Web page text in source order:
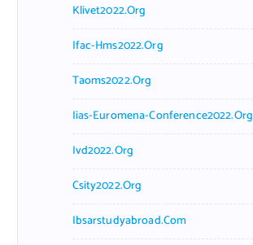
Klivet2022.org
Ifac-Hms2022.org
Taoms2022.org
Iias-Euromena-Conference2022.org
Ivd2022.org
Csity2022.org
Ibsarstudyabroad.com